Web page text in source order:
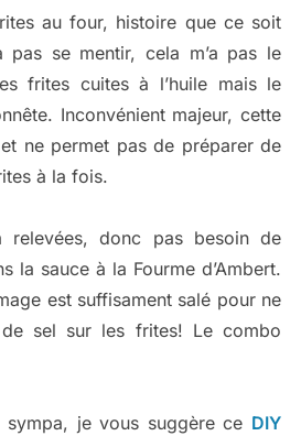
au four, histoire que ce soit
se mentir, cela m’a pas le
frites cuites à l’huile mais le
Inconvénient majeur, cette
ne permet pas de préparer de
à la fois.
relevées, donc pas besoin de
la sauce à la Fourme d’Ambert.
est suffisament salé pour ne
sel sur les frites! Le combo
sympa, je vous suggère ce DIY